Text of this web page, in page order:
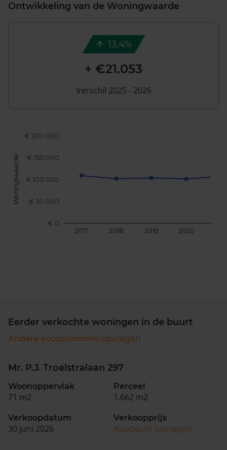
Ontwikkeling van de Woningwaarde
2017 2018 2019 2020
€ 0
€ 50.000
€ 100.000
€ 150.000
€ 200.000
Woningwaarde
13,4%
+ €21.053
Verschil 2025 - 2026
Eerder verkochte woningen in de buurt
Andere koopsommen opvragen
Mr. P.J. Troelstralaan 297
Woonoppervlak
71 m2
Perceel
1.662 m2
Verkoopdatum
30 juni 2026
Verkoopprijs
Koopsom opvragen